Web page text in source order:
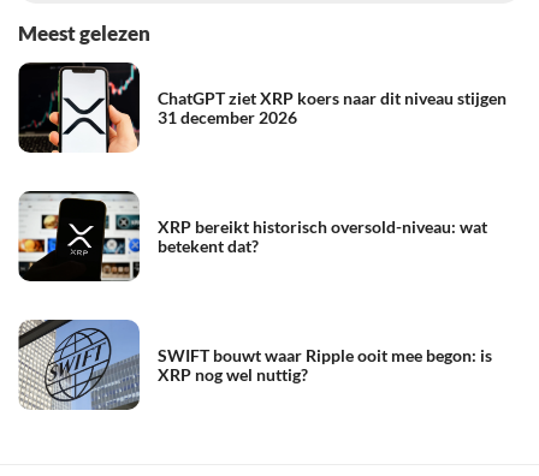
Meest gelezen
ChatGPT ziet XRP koers naar dit niveau stijgen
31 december 2026
XRP bereikt historisch oversold-niveau: wat
betekent dat?
SWIFT bouwt waar Ripple ooit mee begon: is
XRP nog wel nuttig?